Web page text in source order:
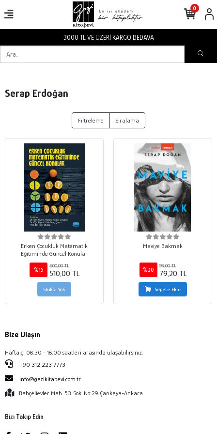
3000 TL VE ÜZERİ KARGO BEDAVA
0
Serap Erdoğan
Filtreleme Sıralama
Erken Çocukluk Matematik
Eğitiminde Güncel Konular
%15
600,00 TL
510,00 TL
Stokta Yok
Maviye Bakmak
%20
99,00 TL
79,20 TL
Sepete Ekle
Bize Ulaşın
Haftaiçi 08:30 - 18:00 saatleri arasında ulaşabilirsiniz.
+90 312 223 7773
info@gazikitabevi.com.tr
Bahçelievler Mah. 53. Sok. No:29 Çankaya-Ankara
Bizi Takip Edin